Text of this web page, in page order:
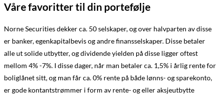
Våre favoritter til din portefølje
Norne Securities dekker ca. 50 selskaper, og over halvparten av disse
er banker, egenkapitalbevis og andre finansselskaper. Disse betaler
alle ut solide utbytter, og dividende yielden på disse ligger oftest
mellom 4% -7%. I disse dager, når man betaler ca. 1,5% i årlig rente for
boliglånet sitt, og man får ca. 0% rente på både lønns- og sparekonto,
er gode kontantstrømmer i form av rente- og eller aksjeutbytte